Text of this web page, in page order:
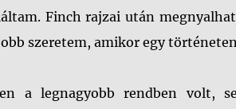
Finch rajzai után
szeretem, amikor egy
a legnagyobb rendben volt,